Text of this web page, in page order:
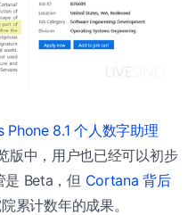
Phone 8.1 个人数字助理
版中，用户也已经可以初步
Beta，但 Cortana 背后
累计数年的成果。